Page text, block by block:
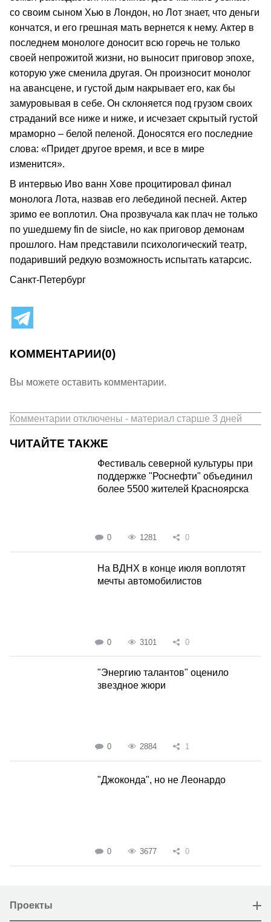
со своим сыном Хью в Лондон, но Лот знает, что деньги
кончатся, и его грешная мать вернется к нему. Актер в
последнем монологе доносит всю горечь не только
своей непрожитой жизни, но выносит приговор эпохе,
которую уже сменила другая. Он произносит монолог
на авансцене, и густой дым накрывает его, как бы
замуровывая в себе. Он склоняется под грузом своих
страданий все ниже и ниже, и исчезает скрытый густой
мраморно – белой пеленой. Доносятся его последние
слова: «Придет другое время, и все в мире
изменится».
В интервью Иво ванн Хове процитировал финал
монолога Лота, назвав его лебединой песней. Актер
зримо ее воплотил. Она прозвучала как плач не только
по ушедшему fin de siиcle, но как приговор демонам
прошлого. Нам представили психологический театр,
подаривший редкую возможность испытать катарсис.
Санкт-Петербург
КОММЕНТАРИИ(0)
Вы можете оставить комментарии.
Комментарии отключены - материал старше 3 дней
ЧИТАЙТЕ ТАКЖЕ
Фестиваль северной культуры при
поддержке "Роснефти" объединил
более 5500 жителей Красноярска
0 1281 0
На ВДНХ в конце июля воплотят
мечты автомобилистов
0 3101 0
"Энергию талантов" оценило
звездное жюри
0 2884 1
"Джоконда", но не Леонардо
0 3677 0
Проекты